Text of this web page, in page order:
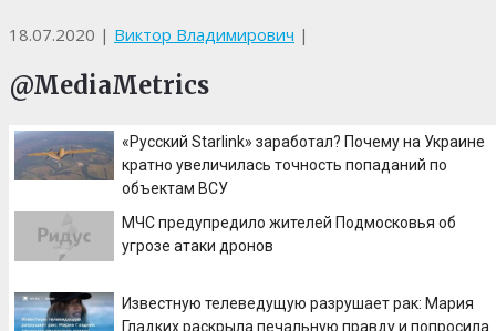
18.07.2020 | Виктор Владимирович |
@MediaMetrics
«Русский Starlink» заработал? Почему на Украине
кратно увеличилась точность попаданий по
объектам ВСУ
МЧС предупредило жителей Подмосковья об
угрозе атаки дронов
Известную телеведущую разрушает рак: Мария
Гладких раскрыла печальную правду и попросила